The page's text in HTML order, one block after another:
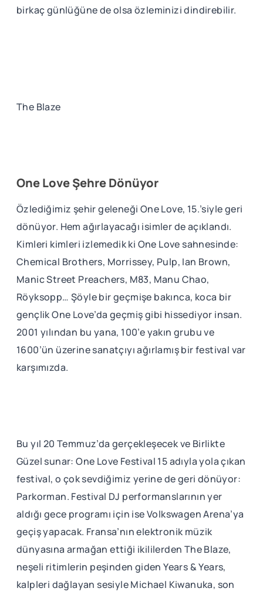
birkaç günlüğüne de olsa özleminizi dindirebilir.
The Blaze
One Love Şehre Dönüyor
Özlediğimiz şehir geleneği One Love, 15.’siyle geri
dönüyor. Hem ağırlayacağı isimler de açıklandı.
Kimleri kimleri izlemedik ki One Love sahnesinde:
Chemical Brothers, Morrissey, Pulp, Ian Brown,
Manic Street Preachers, M83, Manu Chao,
Röyksopp… Şöyle bir geçmişe bakınca, koca bir
gençlik One Love’da geçmiş gibi hissediyor insan.
2001 yılından bu yana, 100’e yakın grubu ve
1600’ün üzerine sanatçıyı ağırlamış bir festival var
karşımızda.
Bu yıl 20 Temmuz’da gerçekleşecek ve Birlikte
Güzel sunar: One Love Festival 15 adıyla yola çıkan
festival, o çok sevdiğimiz yerine de geri dönüyor:
Parkorman. Festival DJ performanslarının yer
aldığı gece programı için ise Volkswagen Arena’ya
geçiş yapacak. Fransa’nın elektronik müzik
dünyasına armağan ettiği ikililerden The Blaze,
neşeli ritimlerin peşinden giden Years & Years,
kalpleri dağlayan sesiyle Michael Kiwanuka, son